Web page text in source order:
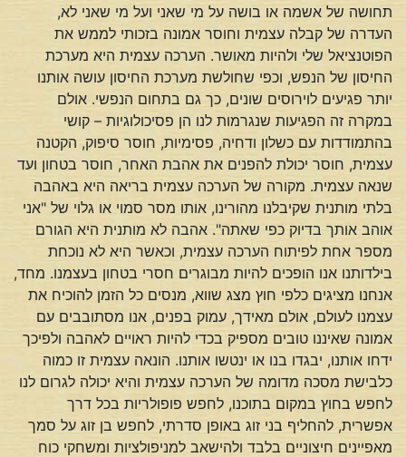
תחושה של אשמה או בושה על מי שאני ועל מי שאני לא,
העדרה של קבלה עצמית וחוסר אמונה בזכותי לממש את
הפוטנציאל שלי ולהיות מאושר. הערכה עצמית היא מערכת
החיסון של הנפש, וכפי שחולשת מערכת החיסון עושה אותנו
יותר פגיעים לוירוסים שונים, כך גם בתחום הנפשי. אולם
במקרה זה הפגיעות שנגרמות לנו הן פסיכולוגיות – קושי
בהתמודדות עם כשלון ודחיה, פסימיות, חוסר סיפוק, הקטנה
עצמית, חוסר יכולת להפנים את אהבת האחר, חוסר בטחון ועד
שנאה עצמית. מקורה של הערכה עצמית בריאה היא באהבה
בלתי מותנית שקיבלנו מהורינו, אותו מסר סמוי או גלוי של "אני
אוהב אותך בדיוק כפי שאתה". אהבה לא מותנית היא הגורם
מספר אחת לפיתוח הערכה עצמית, וכאשר היא לא נוכחת
בילדותנו אנו הופכים להיות מבוגרים חסרי בטחון בעצמנו. מחד,
אנחנו מציגים כלפי חוץ מצג שווא, מנסים כל הזמן להוכיח את
עצמנו לעולם, אולם מאידך, עמוק בפנים, אנו מסתובבים עם
אמונה שאיננו טובים מספיק בכדי להיות ראויים לאהבה ולפיכך
ידחו אותנו, יבגדו בנו או ינטשו אותנו. הונאה עצמית זו כמוה
כלבישת מסכה מדומה של הערכה עצמית והיא יכולה לגרום לנו
לחפש בחוץ במקום בתוכנו, לחפש פופולריות בכל דרך
אפשרית, להחליף בני זוג באופן סדרתי, לחפש בן זוג על סמך
מאפיינים חיצוניים בלבד ולהישאב למניפולציות ומשחקי כוח